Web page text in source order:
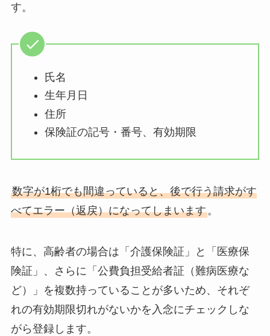
す。
氏名
生年月日
住所
保険証の記号・番号、有効期限
数字が1桁でも間違っていると、後で行う請求がす
べてエラー（返戻）になってしまいます。
特に、高齢者の場合は「介護保険証」と「医療保
険証」、さらに「公費負担受給者証（難病医療な
ど）」を複数持っていることが多いため、それぞ
れの有効期限切れがないかを入念にチェックしな
がら登録します。